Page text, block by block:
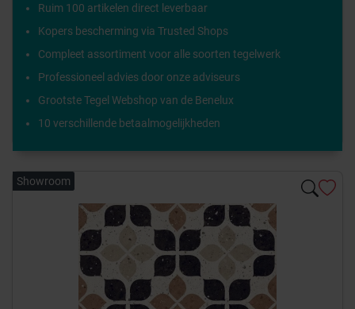
Ruim 100 artikelen direct leverbaar
Kopers bescherming via Trusted Shops
Compleet assortiment voor alle soorten tegelwerk
Professioneel advies door onze adviseurs
Grootste Tegel Webshop van de Benelux
10 verschillende betaalmogelijkheden
Showroom